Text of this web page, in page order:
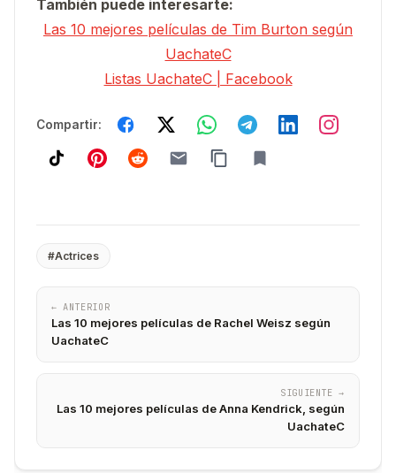
También puede interesarte:
Las 10 mejores películas de Tim Burton según
UachateC
Listas UachateC | Facebook
Compartir:
#Actrices
← ANTERIOR
Las 10 mejores películas de Rachel Weisz según
UachateC
SIGUIENTE →
Las 10 mejores películas de Anna Kendrick, según
UachateC